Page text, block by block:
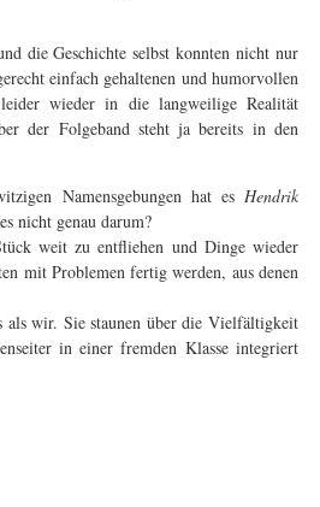
die Geschichte selbst konnten nicht nur
einfach gehaltenen und humorvollen
wieder in die langweilige Realität
der Folgeband steht ja bereits in den
Namensgebungen hat es Hendrik
nicht genau darum?
weit zu entfliehen und Dinge wieder
mit Problemen fertig werden, aus denen
als wir. Sie staunen über die Vielfältigkeit
in einer fremden Klasse integriert